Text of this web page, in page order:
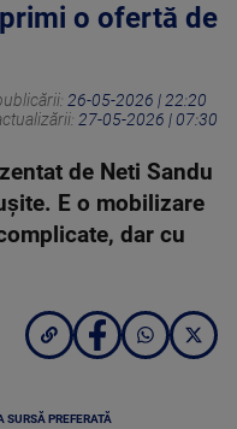
o ofertă de
26-05-2026 | 22:20
27-05-2026 | 07:30
de Neti Sandu
E o mobilizare
dar cu
PREFERATĂ